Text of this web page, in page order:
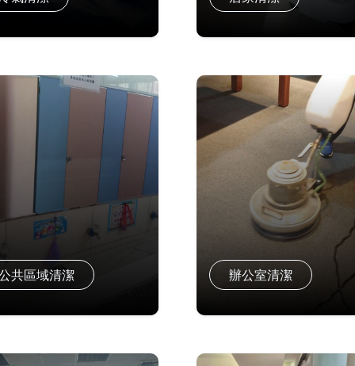
共區域清潔 辦公室清潔